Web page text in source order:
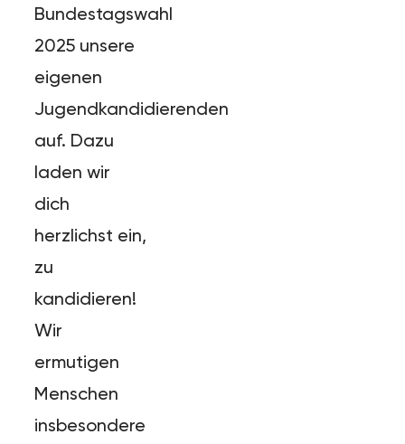
Bundestagswahl
2025 unsere
eigenen
Jugendkandidierenden
auf. Dazu
laden wir
dich
herzlichst ein,
zu
kandidieren!
Wir
ermutigen
Menschen
insbesondere